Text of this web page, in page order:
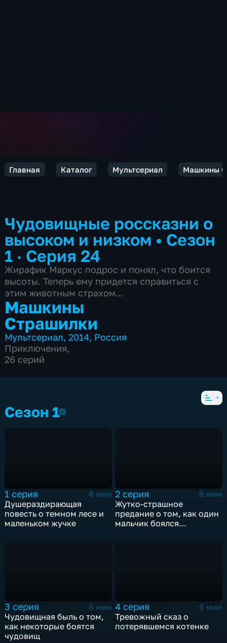
Главная Каталог Мультсериал Машкины
Чудовищные россказни о
высоком и низком • Сезон
1 · Серия 24
Жирафик Маркус подрос и понял, что боится
высоты. Теперь ему придется справиться с
этим животным страхом...
Машкины
Страшилки
Мультсериал,2014, Россия
Приключения,
26 серий
Сезон 1Сезон 1
1 серия
6 мин
Душераздирающая
повесть о темном лесе и
маленьком жучке
2 серия
6 мин
Жутко-страшное
предание о том, как один
мальчик боялся
3 серия
6 мин
Чудовищная быль о том,
как некоторые боятся
чудовищ
4 серия
6 мин
Тревожный сказ о
потерявшемся котенке